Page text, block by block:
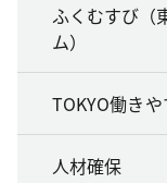
ふくむすび（
ム）
TOKYO働き
人材確保